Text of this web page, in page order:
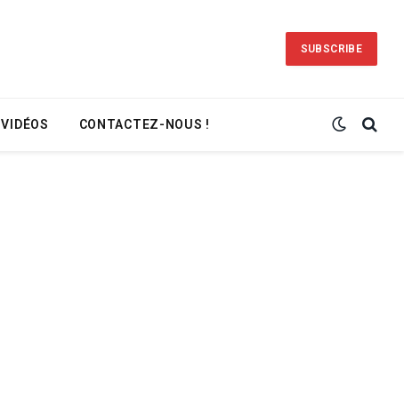
SUBSCRIBE
VIDÉOS CONTACTEZ-NOUS !